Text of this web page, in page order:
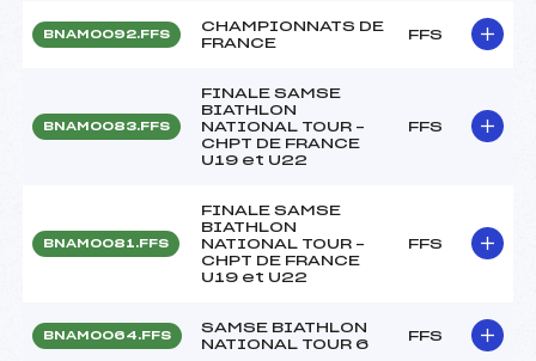
BNAM0092.FFS
CHAMPIONNATS DE
FRANCE
FFS
BNAM0083.FFS
FINALE SAMSE
BIATHLON
NATIONAL TOUR –
CHPT DE FRANCE
U19 et U22
FFS
BNAM0081.FFS
FINALE SAMSE
BIATHLON
NATIONAL TOUR –
CHPT DE FRANCE
U19 et U22
FFS
BNAM0064.FFS
SAMSE BIATHLON
NATIONAL TOUR 6
FFS